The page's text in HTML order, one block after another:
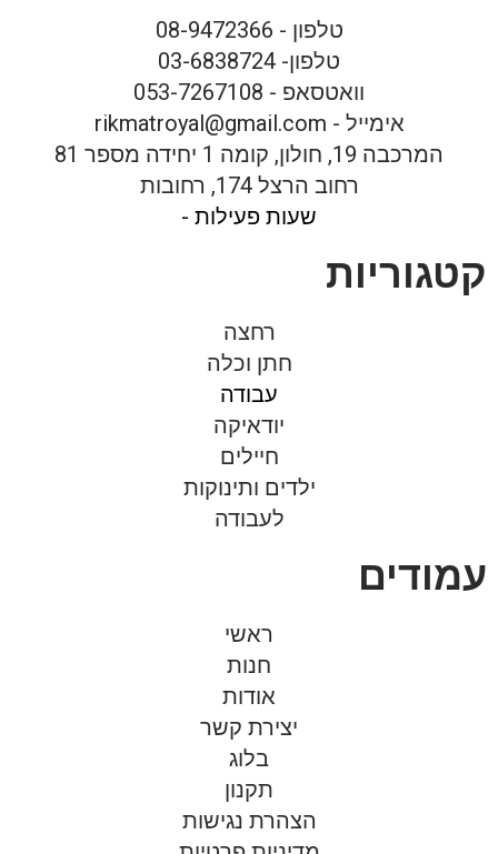
טלפון - 08-9472366
טלפון- 03-6838724
וואטסאפ - 053-7267108
אימייל - rikmatroyal@gmail.com
המרכבה 19, חולון, קומה 1 יחידה מספר 81
רחוב הרצל 174, רחובות
שעות פעילות -
קטגוריות
רחצה
חתן וכלה
עבודה
יודאיקה
חיילים
ילדים ותינוקות
לעבודה
עמודים
ראשי
חנות
אודות
יצירת קשר
בלוג
תקנון
הצהרת נגישות